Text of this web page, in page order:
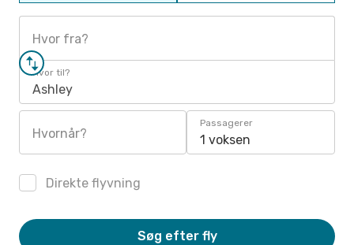
Hvor fra?
Hvor til?
Ashley
Hvornår?
Passagerer
1 voksen
Direkte flyvning
Søg efter fly